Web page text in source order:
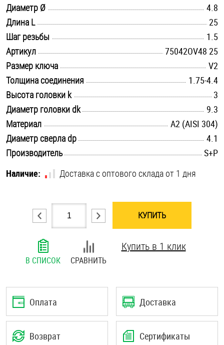
Такелаж
Хомуты
Шайбы
Шпильки
Шплинты
Штифты и пальцы
Диаметр Ø
4.8
Длина L
25
Шаг резьбы
1.5
Артикул
75042OV48 25
Размер ключа
V2
Толщина соединения
1.75-4.4
Высота головки k
3
Диаметр головки dk
9.3
Материал
А2 (AISI 304)
Диаметр сверла dp
4.1
Производитель
S+P
Наличие:
Доставка с оптового склада от 1 дня
КУПИТЬ
В СПИСОК СРАВНИТЬ
Купить в 1 клик
Оплата Доставка
Возврат Сертификаты